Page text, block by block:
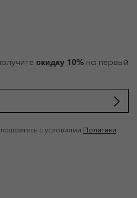
скидку 10% на первый
с условиями Политики